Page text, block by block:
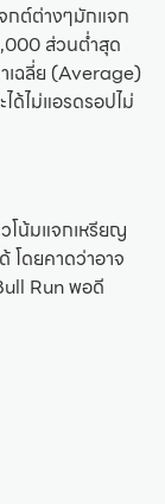
กต์ต่างๆมักแจก
ส่วนต่ำสุด
เฉลี่ย (Average)
ด้ไม่แอรดรอปไม่
โน้มแจกเหรียญ
โดยคาดว่าอาจ
Run พอดี